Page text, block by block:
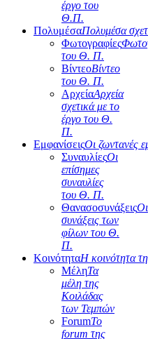
έργο του
Θ.Π.
ΠολυμέσαΠολυμέσα
Φωτογραφίες
του Θ. Π.
ΒίντεοΒίντεο
του Θ. Π.
ΑρχείαΑρχεία
σχετικά με το
έργο του Θ.
Π.
ΕμφανίσειςΟι ζωντανές
ΣυναυλίεςΟι
επίσημες
συναυλίες
του Θ. Π.
ΘανασοσυνάξειςΟι
συνάξεις των
φίλων του Θ.
Π.
ΚοινότηταΗ κοινότητα
ΜέληΤα
μέλη της
Κοιλάδας
των Τεμπών
ForumΤο
forum της